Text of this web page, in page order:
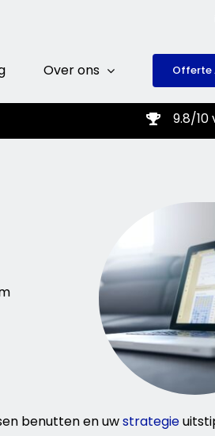
Over ons Offerte
9.8/
benutten en uwstrategie